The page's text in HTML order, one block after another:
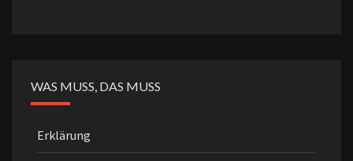
WAS MUSS, DAS MUSS
Erklärung